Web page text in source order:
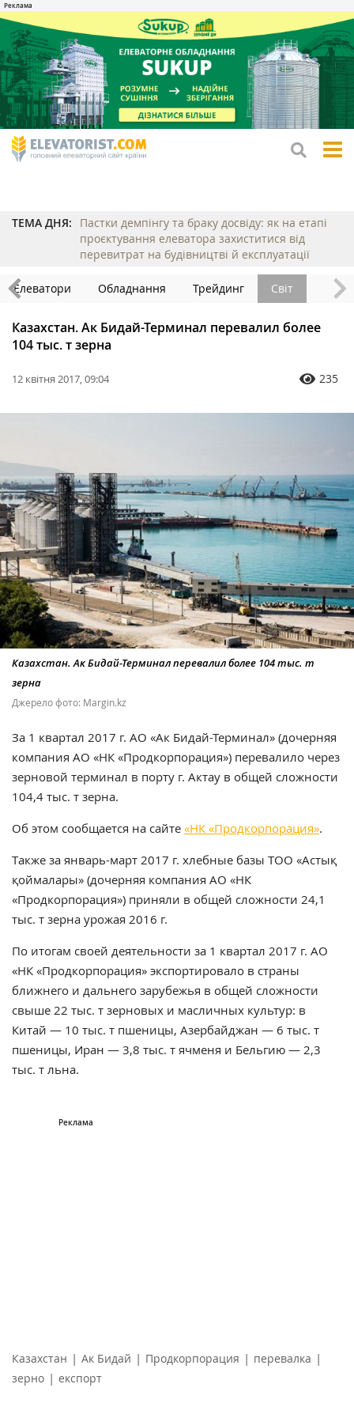
ТЕМА ДНЯ:
Пастки демпінгу та браку досвіду: як на етапі
проєктування елеватора захиститися від
перевитрат на будівництві й експлуатації
Елеватори Обладнання Трейдинг Світ
Казахстан. Ак Бидай-Терминал перевалил более
104 тыс. т зерна
12 квітня 2017, 09:04 235
Казахстан. Ак Бидай-Терминал перевалил более 104 тыс. т
зерна
Джерело фото: Margin.kz
За 1 квартал 2017 г. АО «Ак Бидай-Терминал» (дочерняя
компания АО «НК «Продкорпорация») перевалило через
зерновой терминал в порту г. Актау в общей сложности
104,4 тыс. т зерна.
Об этом сообщается на сайте «НК «Продкорпорация».
Также за январь-март 2017 г. хлебные базы ТОО «Астық
қоймалары» (дочерняя компания АО «НК
«Продкорпорация») приняли в общей сложности 24,1
тыс. т зерна урожая 2016 г.
По итогам своей деятельности за 1 квартал 2017 г. АО
«НК «Продкорпорация» экспортировало в страны
ближнего и дальнего зарубежья в общей сложности
свыше 22 тыс. т зерновых и масличных культур: в
Китай — 10 тыс. т пшеницы, Азербайджан — 6 тыс. т
пшеницы, Иран — 3,8 тыс. т ячменя и Бельгию — 2,3
тыс. т льна.
Казахстан | Ак Бидай | Продкорпорация | перевалка |
зерно | експорт